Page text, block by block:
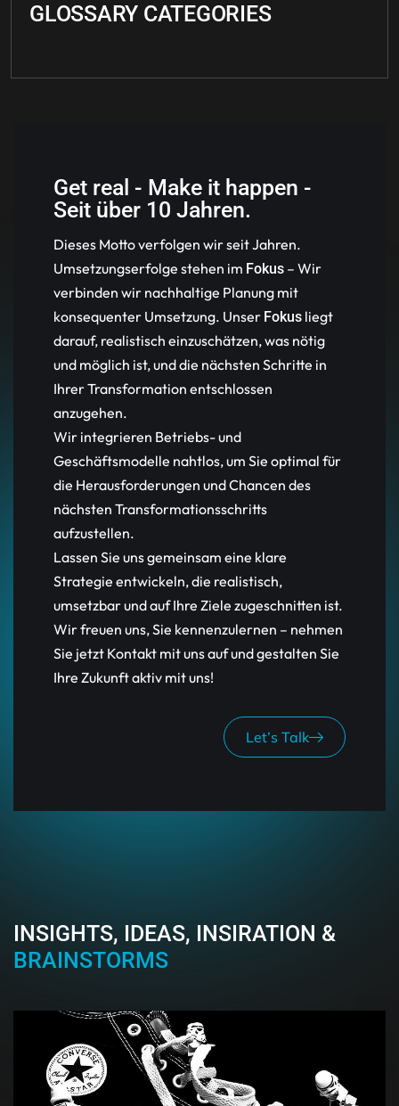
GLOSSARY CATEGORIES
Get real - Make it happen -
Seit über 10 Jahren.
Dieses Motto verfolgen wir seit Jahren.
Umsetzungserfolge stehen im Fokus – Wir
verbinden wir nachhaltige Planung mit
konsequenter Umsetzung. Unser Fokus liegt
darauf, realistisch einzuschätzen, was nötig
und möglich ist, und die nächsten Schritte in
Ihrer Transformation entschlossen
anzugehen.
Wir integrieren Betriebs- und
Geschäftsmodelle nahtlos, um Sie optimal für
die Herausforderungen und Chancen des
nächsten Transformationsschritts
aufzustellen.
Lassen Sie uns gemeinsam eine klare
Strategie entwickeln, die realistisch,
umsetzbar und auf Ihre Ziele zugeschnitten ist.
Wir freuen uns, Sie kennenzulernen – nehmen
Sie jetzt Kontakt mit uns auf und gestalten Sie
Ihre Zukunft aktiv mit uns!
Let’s Talk
INSIGHTS, IDEAS, INSIRATION &
BRAINSTORMS